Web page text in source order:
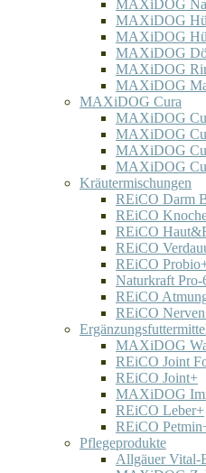
MAXiDOG
MAXiDOG
MAXiDOG
MAXiDOG
MAXiDOG
MAXiDOG
MAXiDOG Cura
MAXiDOG
MAXiDOG
MAXiDOG
MAXiDOG
Kräutermischungen
REiCO Darm
REiCO
REiCO
REiCO
REiCO
Naturkraft Pro-
REiCO
REiCO
MAXiDOG
REiCO Joint
REiCO Joint+
MAXiDOG
REiCO Leber+
REiCO
Pflegeprodukte
Allgäuer Vital-